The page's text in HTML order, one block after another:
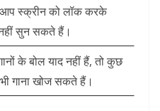
आप स्क्रीन को लॉक करके
नहीं सुन सकते हैं।
के बोल याद नहीं हैं, तो कुछ
गाना खोज सकते हैं।